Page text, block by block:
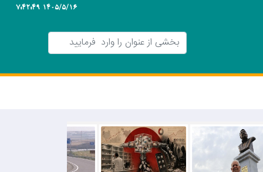
1405/5/16 7:42:49